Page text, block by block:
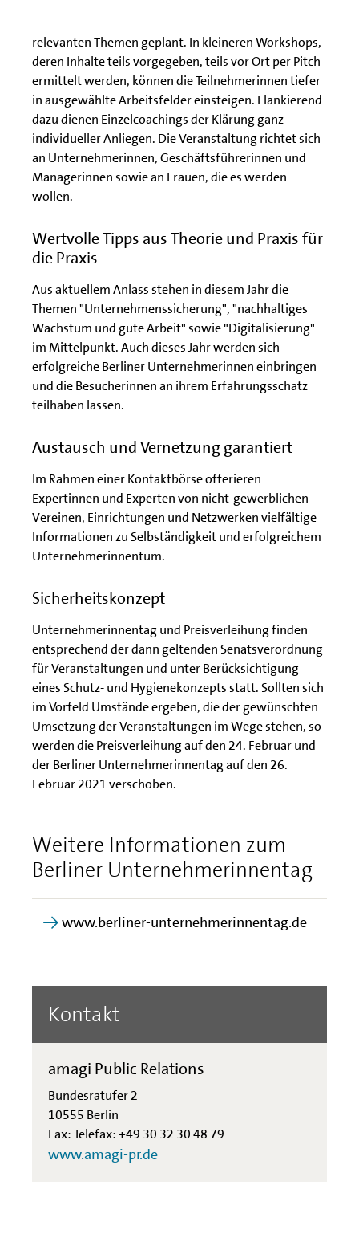
relevanten Themen geplant. In kleineren Workshops,
deren Inhalte teils vorgegeben, teils vor Ort per Pitch
ermittelt werden, können die Teilnehmerinnen tiefer
in ausgewählte Arbeitsfelder einsteigen. Flankierend
dazu dienen Einzelcoachings der Klärung ganz
individueller Anliegen. Die Veranstaltung richtet sich
an Unternehmerinnen, Geschäftsführerinnen und
Managerinnen sowie an Frauen, die es werden
wollen.
Wertvolle Tipps aus Theorie und Praxis für
die Praxis
Aus aktuellem Anlass stehen in diesem Jahr die
Themen "Unternehmenssicherung", "nachhaltiges
Wachstum und gute Arbeit" sowie "Digitalisierung"
im Mittelpunkt. Auch dieses Jahr werden sich
erfolgreiche Berliner Unternehmerinnen einbringen
und die Besucherinnen an ihrem Erfahrungsschatz
teilhaben lassen.
Austausch und Vernetzung garantiert
Im Rahmen einer Kontaktbörse offerieren
Expertinnen und Experten von nicht-gewerblichen
Vereinen, Einrichtungen und Netzwerken vielfältige
Informationen zu Selbständigkeit und erfolgreichem
Unternehmerinnentum.
Sicherheitskonzept
Unternehmerinnentag und Preisverleihung finden
entsprechend der dann geltenden Senatsverordnung
für Veranstaltungen und unter Berücksichtigung
eines Schutz- und Hygienekonzepts statt. Sollten sich
im Vorfeld Umstände ergeben, die der gewünschten
Umsetzung der Veranstaltungen im Wege stehen, so
werden die Preisverleihung auf den 24. Februar und
der Berliner Unternehmerinnentag auf den 26.
Februar 2021 verschoben.
Weitere Informationen zum
Berliner Unternehmerinnentag
www.berliner-unternehmerinnentag.de
Kontakt
amagi Public Relations
Bundesratufer 2
10555 Berlin
Fax: Telefax: +49 30 32 30 48 79
www.amagi-pr.de